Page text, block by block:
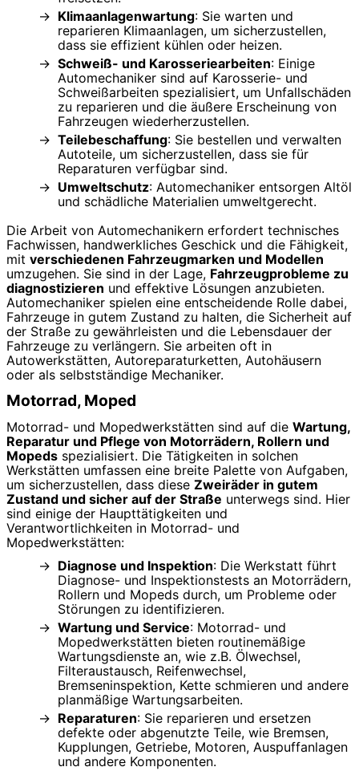
Klimaanlagenwartung: Sie warten und
reparieren Klimaanlagen, um sicherzustellen,
dass sie effizient kühlen oder heizen.
Schweiß- und Karosseriearbeiten: Einige
Automechaniker sind auf Karosserie- und
Schweißarbeiten spezialisiert, um Unfallschäden
zu reparieren und die äußere Erscheinung von
Fahrzeugen wiederherzustellen.
Teilebeschaffung: Sie bestellen und verwalten
Autoteile, um sicherzustellen, dass sie für
Reparaturen verfügbar sind.
Umweltschutz: Automechaniker entsorgen Altöl
und schädliche Materialien umweltgerecht.
Die Arbeit von Automechanikern erfordert technisches
Fachwissen, handwerkliches Geschick und die Fähigkeit,
mit verschiedenen Fahrzeugmarken und Modellen
umzugehen. Sie sind in der Lage, Fahrzeugprobleme zu
diagnostizieren und effektive Lösungen anzubieten.
Automechaniker spielen eine entscheidende Rolle dabei,
Fahrzeuge in gutem Zustand zu halten, die Sicherheit auf
der Straße zu gewährleisten und die Lebensdauer der
Fahrzeuge zu verlängern. Sie arbeiten oft in
Autowerkstätten, Autoreparaturketten, Autohäusern
oder als selbstständige Mechaniker.
Motorrad, Moped
Motorrad- und Mopedwerkstätten sind auf die Wartung,
Reparatur und Pflege von Motorrädern, Rollern und
Mopeds spezialisiert. Die Tätigkeiten in solchen
Werkstätten umfassen eine breite Palette von Aufgaben,
um sicherzustellen, dass diese Zweiräder in gutem
Zustand und sicher auf der Straße unterwegs sind. Hier
sind einige der Haupttätigkeiten und
Verantwortlichkeiten in Motorrad- und
Mopedwerkstätten:
Diagnose und Inspektion: Die Werkstatt führt
Diagnose- und Inspektionstests an Motorrädern,
Rollern und Mopeds durch, um Probleme oder
Störungen zu identifizieren.
Wartung und Service: Motorrad- und
Mopedwerkstätten bieten routinemäßige
Wartungsdienste an, wie z.B. Ölwechsel,
Filteraustausch, Reifenwechsel,
Bremseninspektion, Kette schmieren und andere
planmäßige Wartungsarbeiten.
Reparaturen: Sie reparieren und ersetzen
defekte oder abgenutzte Teile, wie Bremsen,
Kupplungen, Getriebe, Motoren, Auspuffanlagen
und andere Komponenten.